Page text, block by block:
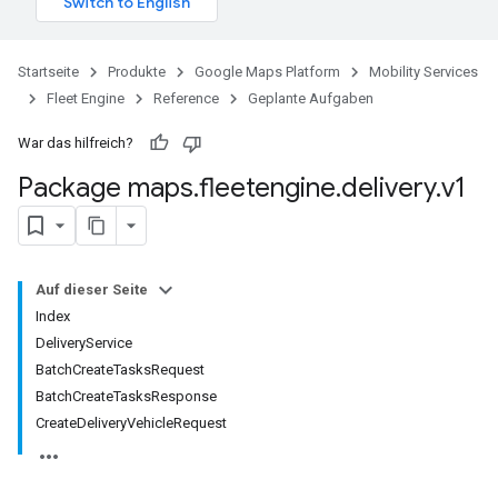
Startseite Produkte Google Maps Platform
Mobility Services
Fleet Engine
Reference Geplante Aufgaben
War das hilfreich?
Package maps.fleetengine.delivery.v1
Auf dieser Seite
Index
DeliveryService
BatchCreateTasksRequest
BatchCreateTasksResponse
CreateDeliveryVehicleRequest